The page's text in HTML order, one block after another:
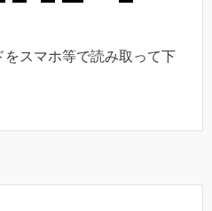
スマホ等で読み取って下